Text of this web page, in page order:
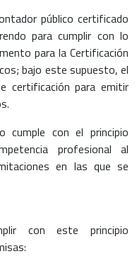
público certificado
para cumplir con lo
para la Certificación
bajo este supuesto, el
certificación para emitir
cumple con el principio
profesional al
en las que se
con este principio